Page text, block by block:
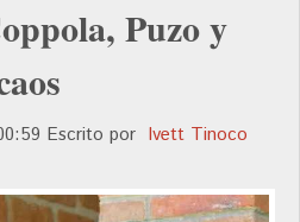
Puzo y
Escrito por Ivett Tinoco